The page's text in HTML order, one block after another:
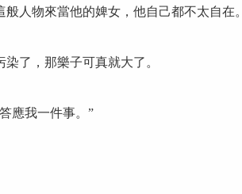
人物來當他的婢女，他自己都不太自在。
了，那樂子可真就大了。
應我一件事。”